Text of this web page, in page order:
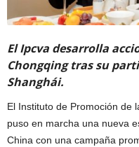
El Ipcva desarrolla
Chongqing tras su
Shanghái.
El Instituto de Promoción de
puso en marcha una nueva
China con una campaña